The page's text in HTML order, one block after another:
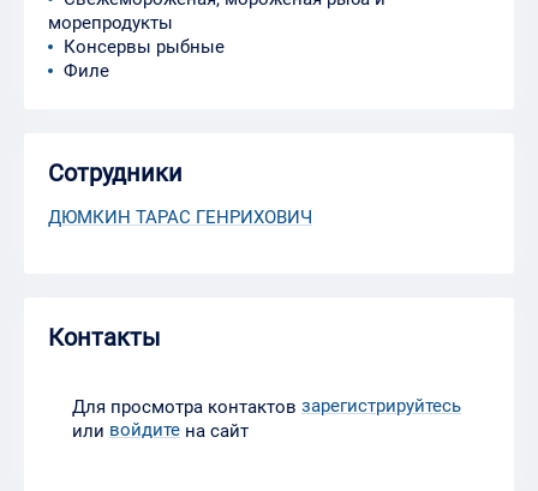
морепродукты
Консервы рыбные
Филе
Сотрудники
ДЮМКИН ТАРАС ГЕНРИХОВИЧ
Контакты
Для просмотра контактов зарегистрируйтесь
или войдите на сайт